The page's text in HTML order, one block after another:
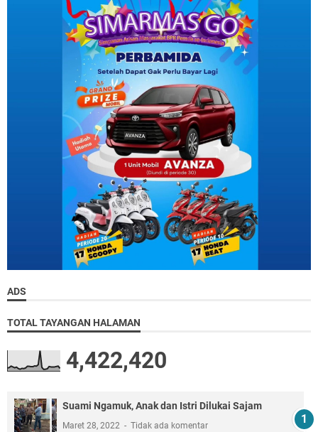
ADS
TOTAL TAYANGAN HALAMAN
4,422,420
Suami Ngamuk, Anak dan Istri Dilukai Sajam
Maret 28, 2022 Tidak ada komentar